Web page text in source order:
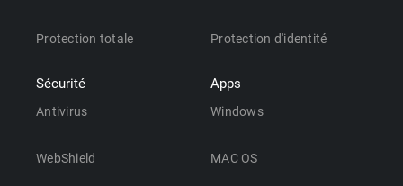
Protection totale
Sécurité
Antivirus
WebShield
Protection d'identité
Apps
Windows
MAC OS